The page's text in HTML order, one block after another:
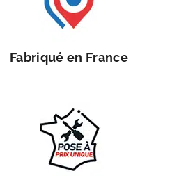
Fabriqué en France